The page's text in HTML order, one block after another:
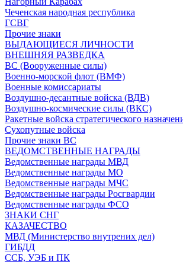
Чеченская народная республика
ГСВГ
Прочие знаки
ВЫДАЮЩИЕСЯ ЛИЧНОСТИ
ВНЕШНЯЯ РАЗВЕДКА
ВС (Вооруженные силы)
Военно-морской флот (ВМФ)
Военные комиссариаты
Воздушно-десантные войска (ВДВ)
Воздушно-космические силы (ВКС)
Ракетные войска стратегического
Сухопутные войска
Прочие знаки ВС
ВЕДОМСТВЕННЫЕ НАГРАДЫ
Ведомственные награды МВД
Ведомственные награды МО
Ведомственные награды МЧС
Ведомственные награды Росгвардии
Ведомственные награды ФСО
ЗНАКИ СНГ
КАЗАЧЕСТВО
МВД (Министерство внутрених дел)
ГИБДД
ССБ, УЭБ и ПК